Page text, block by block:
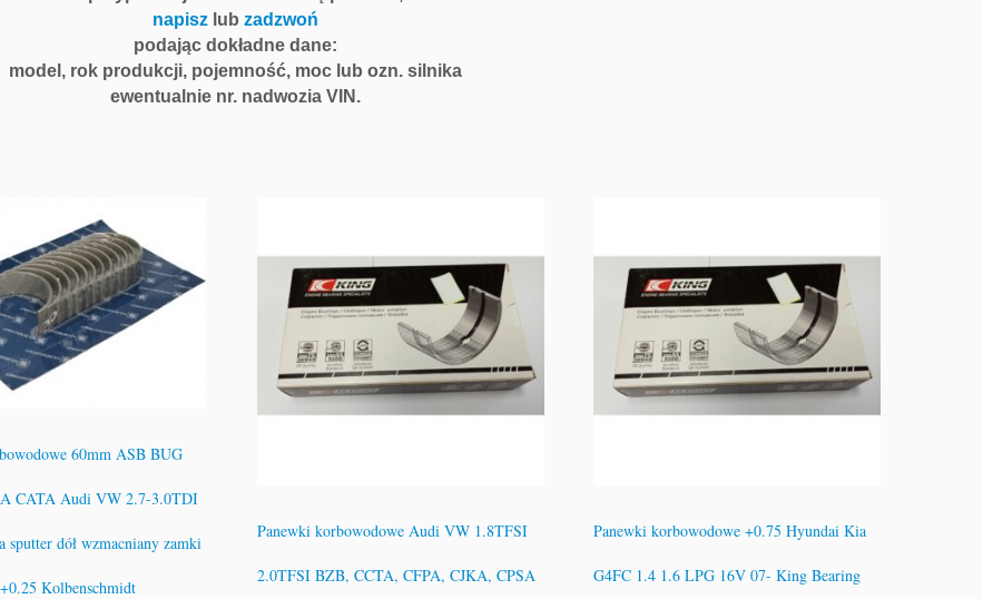
napiszlub zadzwoń
podając dokładne dane:
model, rok produkcji, pojemność, moc lub ozn. silnika
ewentualnie nr. nadwozia VIN.
60mm ASB BUG
CATA Audi VW 2.7-3.0TDI
sputter dół wzmacniany zamki
Kolbenschmidt
Panewki korbowodowe Audi VW 1.8TFSI
2.0TFSI BZB, CCTA, CFPA, CJKA, CPSA
Panewki korbowodowe +0.75 Hyundai Kia
G4FC 1.4 1.6 LPG 16V 07- King Bearing